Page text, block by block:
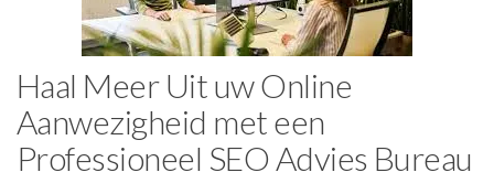
Haal Meer Uit uw Online
Aanwezigheid met een
Professioneel SEO Advies Bureau